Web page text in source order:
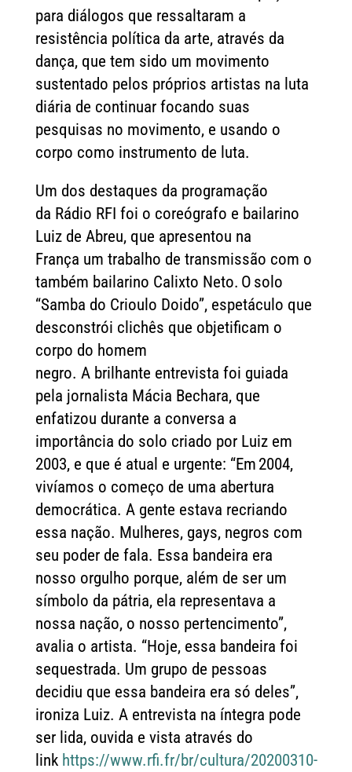
para diálogos que ressaltaram a
resistência política da arte, através da
dança, que tem sido um movimento
sustentado pelos próprios artistas na luta
diária de continuar focando suas
pesquisas no movimento, e usando o
corpo como instrumento de luta.
Um dos destaques da programação
da Rádio RFI foi o coreógrafo e bailarino
Luiz de Abreu, que apresentou na
França um trabalho de transmissão com o
também bailarino Calixto Neto. O solo
“Samba do Crioulo Doido”, espetáculo que
desconstrói clichês que objetificam o
corpo do homem
negro. A brilhante entrevista foi guiada
pela jornalista Mácia Bechara, que
enfatizou durante a conversa a
importância do solo criado por Luiz em
2003, e que é atual e urgente: “Em 2004,
vivíamos o começo de uma abertura
democrática. A gente estava recriando
essa nação. Mulheres, gays, negros com
seu poder de fala. Essa bandeira era
nosso orgulho porque, além de ser um
símbolo da pátria, ela representava a
nossa nação, o nosso pertencimento”,
avalia o artista. “Hoje, essa bandeira foi
sequestrada. Um grupo de pessoas
decidiu que essa bandeira era só deles”,
ironiza Luiz. A entrevista na íntegra pode
ser lida, ouvida e vista através do
link https://www.rfi.fr/br/cultura/20200310-